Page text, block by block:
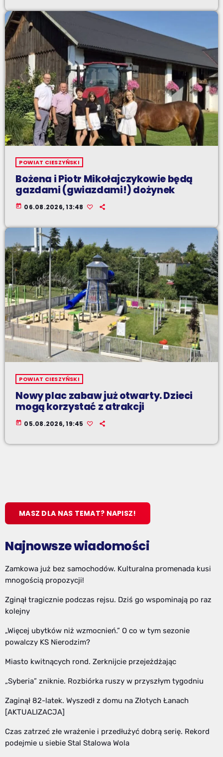
POWIAT CIESZYŃSKI
Bożena i Piotr Mikołajczykowie będą
gazdami (gwiazdami!) dożynek
today 06.08.2026, 13:48
POWIAT CIESZYŃSKI
Nowy plac zabaw już otwarty. Dzieci
mogą korzystać z atrakcji
today 05.08.2026, 19:45
MASZ DLA NAS TEMAT? NAPISZ!
Najnowsze wiadomości
Zamkowa już bez samochodów. Kulturalna promenada kusi
mnogością propozycji!
Zginął tragicznie podczas rejsu. Dziś go wspominają po raz
kolejny
„Więcej ubytków niż wzmocnień.” O co w tym sezonie
powalczy KS Nierodzim?
Miasto kwitnących rond. Zerknijcie przejeżdżając
„Syberia” zniknie. Rozbiórka ruszy w przyszłym tygodniu
Zaginął 82-latek. Wyszedł z domu na Złotych Łanach
[AKTUALIZACJA]
Czas zatrzeć złe wrażenie i przedłużyć dobrą serię. Rekord
podejmie u siebie Stal Stalowa Wola